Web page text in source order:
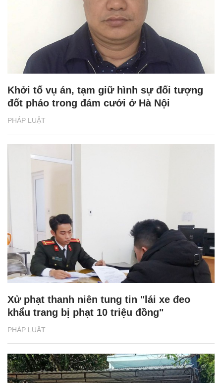
PHÁP LUẬT
Khởi tố vụ án, tạm giữ hình sự đối tượng
đốt pháo trong đám cưới ở Hà Nội
PHÁP LUẬT
Xử phạt thanh niên tung tin "lái xe đeo
khẩu trang bị phạt 10 triệu đồng"